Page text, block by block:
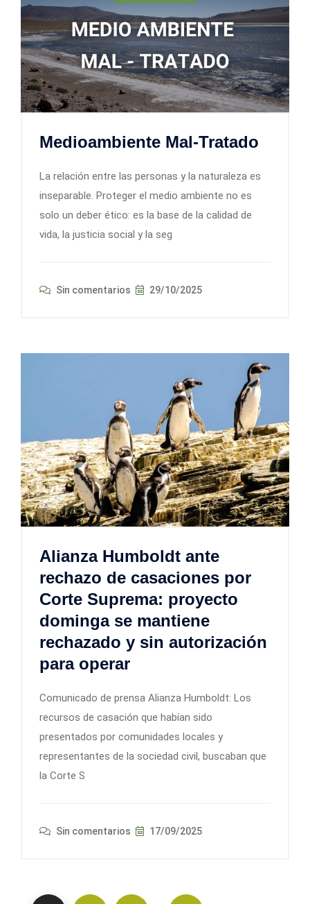
Medioambiente Mal-Tratado
La relación entre las personas y la naturaleza es
inseparable. Proteger el medio ambiente no es
solo un deber ético: es la base de la calidad de
vida, la justicia social y la seg
Sin comentarios 29/10/2025
Alianza Humboldt ante
rechazo de casaciones por
Corte Suprema: proyecto
dominga se mantiene
rechazado y sin autorización
para operar
Comunicado de prensa Alianza Humboldt: Los
recursos de casación que habían sido
presentados por comunidades locales y
representantes de la sociedad civil, buscaban que
la Corte S
Sin comentarios 17/09/2025